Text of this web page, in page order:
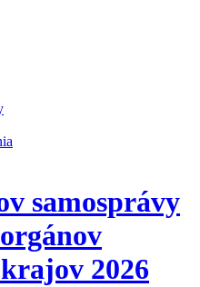
samosprávy
2026